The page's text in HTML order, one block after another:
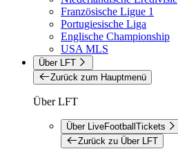
Französische Ligue 1
Portugiesische Liga
Englische Championship
USA MLS
Über LFT
Zurück zum Hauptmenü
Über LFT
Über LiveFootballTickets
Zurück zu Über LFT